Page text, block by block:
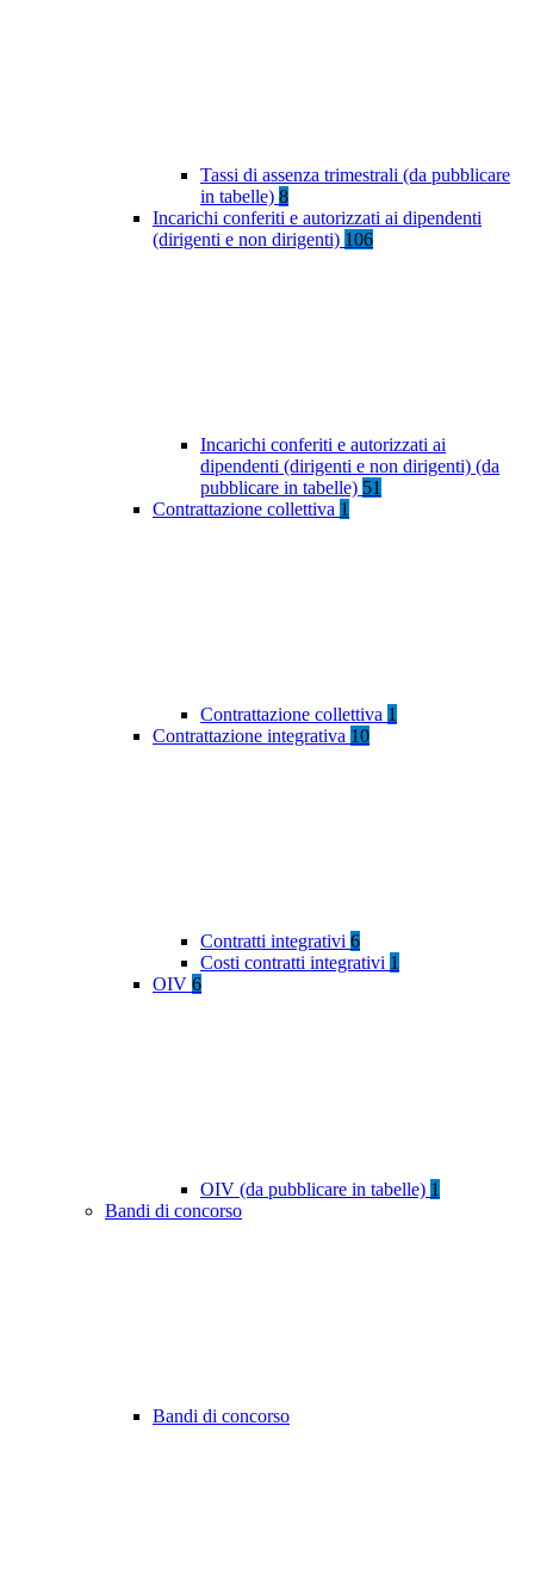
Tassi di assenza trimestrali (da pubblicare
in tabelle) 8
Incarichi conferiti e autorizzati ai dipendenti
(dirigenti e non dirigenti) 106
Incarichi conferiti e autorizzati ai
dipendenti (dirigenti e non dirigenti) (da
pubblicare in tabelle) 51
Contrattazione collettiva 1
Contrattazione collettiva 1
Contrattazione integrativa 10
Contratti integrativi 6
Costi contratti integrativi 1
OIV 6
OIV (da pubblicare in tabelle) 1
Bandi di concorso
Bandi di concorso